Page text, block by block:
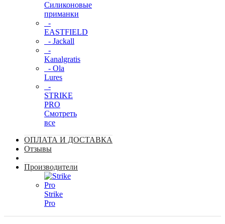
Силиконовые
приманки
-
EASTFIELD
- Jackall
-
Kanalgratis
- Ola
Lures
-
STRIKE
PRO
Смотреть
все
ОПЛАТА И ДОСТАВКА
Отзывы
Производители
Strike
Pro